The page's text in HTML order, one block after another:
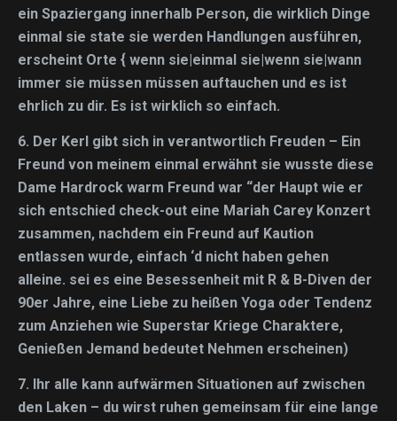
ein Spaziergang innerhalb Person, die wirklich Dinge
einmal sie state sie werden Handlungen ausführen,
erscheint Orte { wenn sie|einmal sie|wenn sie|wann
immer sie müssen müssen auftauchen und es ist
ehrlich zu dir. Es ist wirklich so einfach.
6. Der Kerl gibt sich in verantwortlich Freuden – Ein
Freund von meinem einmal erwähnt sie wusste diese
Dame Hardrock warm Freund war “der Haupt wie er
sich entschied check-out eine Mariah Carey Konzert
zusammen, nachdem ein Freund auf Kaution
entlassen wurde, einfach ‘d nicht haben gehen
alleine. sei es eine Besessenheit mit R & B-Diven der
90er Jahre, eine Liebe zu heißen Yoga oder Tendenz
zum Anziehen wie Superstar Kriege Charaktere,
Genießen Jemand bedeutet Nehmen erscheinen)
7. Ihr alle kann aufwärmen Situationen auf zwischen
den Laken – du wirst ruhen gemeinsam für eine lange